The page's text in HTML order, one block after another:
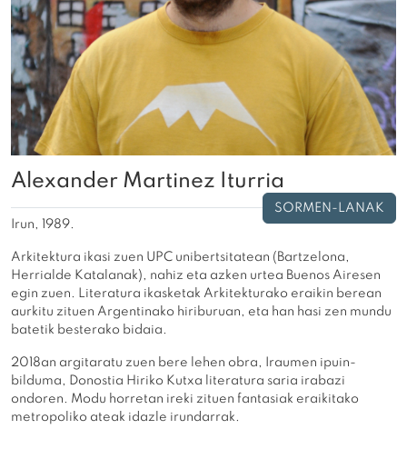
Alexander Martinez Iturria
SORMEN-LANAK
Irun, 1989.
Arkitektura ikasi zuen UPC unibertsitatean (Bartzelona,
Herrialde Katalanak), nahiz eta azken urtea Buenos Airesen
egin zuen. Literatura ikasketak Arkitekturako eraikin berean
aurkitu zituen Argentinako hiriburuan, eta han hasi zen mundu
batetik besterako bidaia.
2018an argitaratu zuen bere lehen obra, Iraumen ipuin-
bilduma, Donostia Hiriko Kutxa literatura saria irabazi
ondoren. Modu horretan ireki zituen fantasiak eraikitako
metropoliko ateak idazle irundarrak.